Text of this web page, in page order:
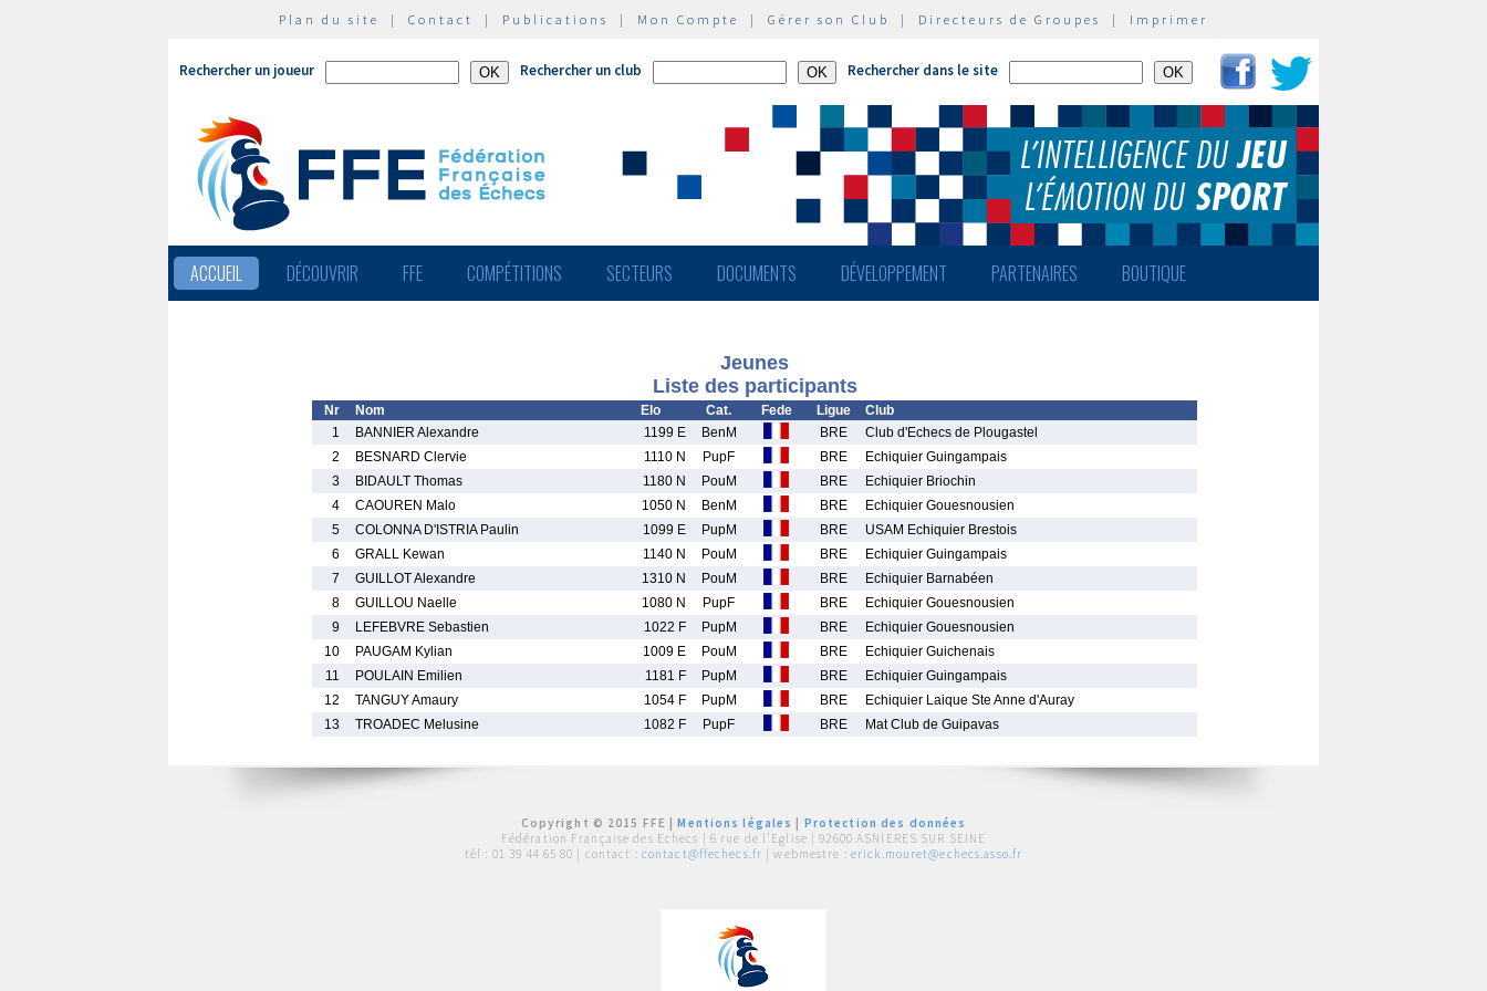
Plan du site | Contact | Publications | Mon Compte | Gérer son Club | Directeurs de Groupes | Imprimer
Rechercher un joueur Rechercher un club Rechercher dans le site
ACCUEIL DÉCOUVRIR FFE COMPÉTITIONS SECTEURS DOCUMENTS DÉVELOPPEMENT PARTENAIRES BOUTIQUE
Jeunes
Liste des participants
Nr Nom Elo Cat. Fede Ligue
Club
1
BANNIER Alexandre 1199 E BenM BRE
Club d'Echecs de Plougastel
2
BESNARD Clervie 1110 N PupF BRE
Echiquier Guingampais
3
BIDAULT Thomas 1180 N PouM BRE
Echiquier Briochin
4
CAOUREN Malo 1050 N BenM BRE
Echiquier Gouesnousien
5
COLONNA D'ISTRIA Paulin 1099 E PupM BRE
USAM Echiquier Brestois
6
GRALL Kewan 1140 N PouM BRE
Echiquier Guingampais
7
GUILLOT Alexandre 1310 N PouM BRE
Echiquier Barnabéen
8
GUILLOU Naelle 1080 N PupF BRE
Echiquier Gouesnousien
9
LEFEBVRE Sebastien 1022 F PupM BRE
Echiquier Gouesnousien
10
PAUGAM Kylian 1009 E PouM BRE
Echiquier Guichenais
11
POULAIN Emilien 1181 F PupM BRE
Echiquier Guingampais
12
TANGUY Amaury 1054 F PupM BRE
Echiquier Laique Ste Anne d'Auray
13
TROADEC Melusine 1082 F PupF BRE Mat Club de Guipavas
Copyright © 2015 FFE |Mentions légales
Protection des données
Fédération Française des Echecs | 6 rue de l'Eglise | 92600 ASNIERES SUR SEINE
tél : 01 39 44 65 80 | contact : contact@ffechecs.fr | webmestre : erick.mouret@echecs.asso.fr